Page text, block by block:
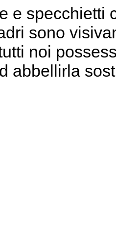
e specchietti
sono
noi
abbellirla